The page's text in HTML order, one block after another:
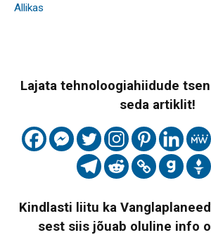
Allikas
Lajata tehnoloogiahiidude
seda artiklit!
Kindlasti liitu ka
sest siis jõuab oluline info